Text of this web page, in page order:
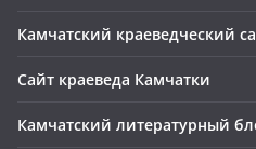
Камчатский краеведческий
Сайт краеведа Камчатки
Камчатский литературный